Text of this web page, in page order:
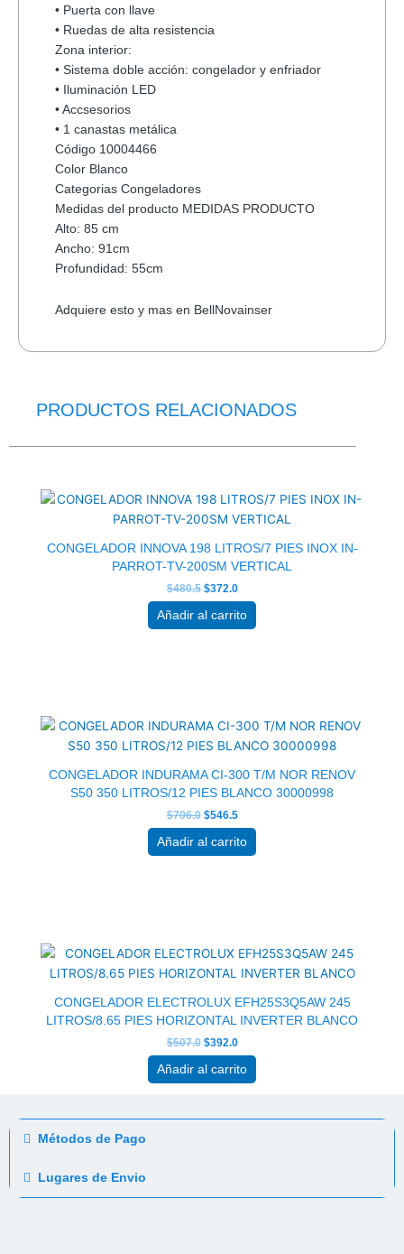
• Puerta con llave
• Ruedas de alta resistencia
Zona interior:
• Sistema doble acción: congelador y enfriador
• Iluminación LED
• Accsesorios
• 1 canastas metálica
Código 10004466
Color Blanco
Categorias Congeladores
Medidas del producto MEDIDAS PRODUCTO
Alto: 85 cm
Ancho: 91cm
Profundidad: 55cm
Adquiere esto y mas en BellNovainser
PRODUCTOS RELACIONADOS
CONGELADOR INNOVA 198 LITROS/7 PIES INOX IN-
PARROT-TV-200SM VERTICAL
$480.5
original
era:
$480.5.
$372.0
actual
es:
$372.0.
Añadir al carrito
CONGELADOR INDURAMA CI-300 T/M NOR RENOV
S50 350 LITROS/12 PIES BLANCO 30000998
$706.0
original
era:
$706.0.
$546.5
actual
es:
$546.5.
Añadir al carrito
CONGELADOR ELECTROLUX EFH25S3Q5AW 245
LITROS/8.65 PIES HORIZONTAL INVERTER BLANCO
$507.0
original
era:
$507.0.
$392.0
actual
es:
$392.0.
Añadir al carrito
Métodos de Pago
Lugares de Envio